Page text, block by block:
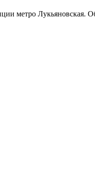
метро